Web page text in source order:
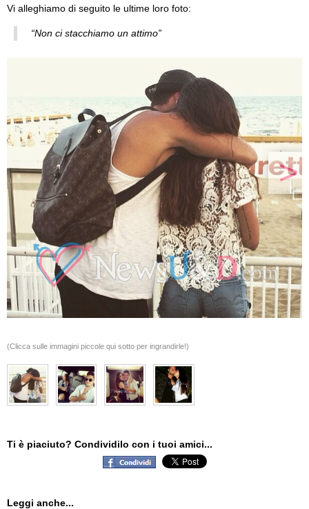
Vi alleghiamo di seguito le ultime loro foto:
“Non ci stacchiamo un attimo”
>
(Clicca sulle immagini piccole qui sotto per ingrandirle!)
Ti è piaciuto? Condividilo con i tuoi amici...
Leggi anche...